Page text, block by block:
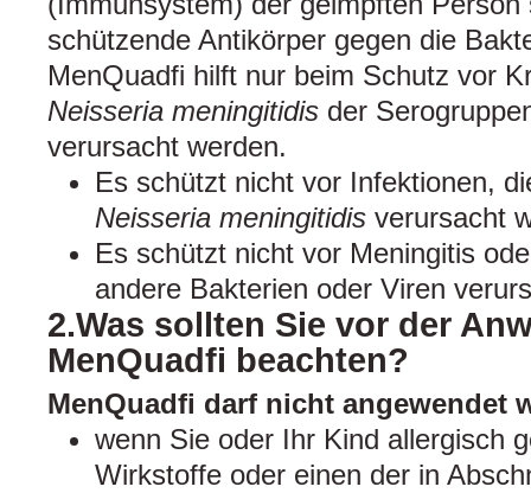
schützende Antikörper gegen die
MenQuadfi hilft nur beim Schutz vor
Neisseria meningitidis der
verursacht werden.
Es schützt nicht vor Infektionen,
Neisseria meningitidis verursacht
Es schützt nicht vor Meningitis
andere Bakterien oder Viren
2.Was sollten Sie vor der
MenQuadfi beachten?
MenQuadfi darf nicht angewendet
wenn Sie oder Ihr Kind allergisch
Wirkstoffe oder einen der in